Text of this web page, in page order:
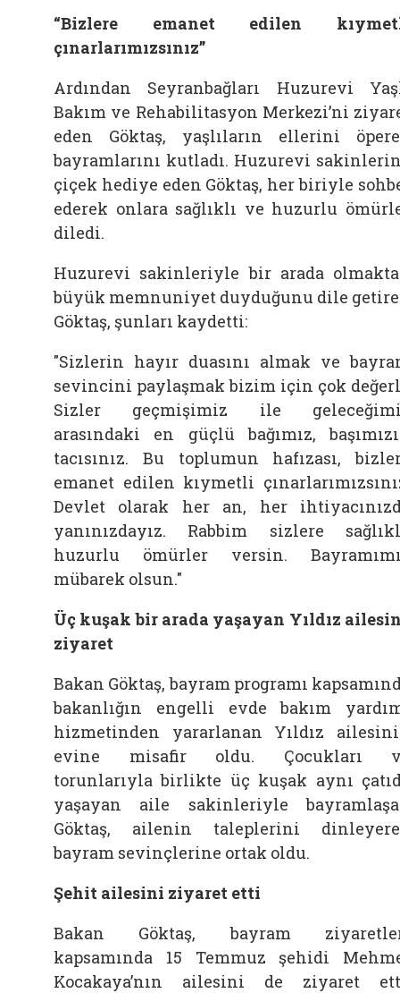
“Bizlere emanet edilen
çınarlarımızsınız”
Ardından Seyranbağları Huzurevi
Bakım ve Rehabilitasyon Merkezi’ni
eden Göktaş, yaşlıların ellerini
bayramlarını kutladı. Huzurevi
çiçek hediye eden Göktaş, her biriyle
ederek onlara sağlıklı ve huzurlu
diledi.
Huzurevi sakinleriyle bir arada
büyük memnuniyet duyduğunu dile
Göktaş, şunları kaydetti:
"Sizlerin hayır duasını almak ve
sevincini paylaşmak bizim için çok
Sizler geçmişimiz ile
arasındaki en güçlü bağımız,
tacısınız. Bu toplumun hafızası,
emanet edilen kıymetli
Devlet olarak her an, her
yanınızdayız. Rabbim sizlere
huzurlu ömürler versin.
mübarek olsun."
Üç kuşak bir arada yaşayan Yıldız
ziyaret
Bakan Göktaş, bayram programı
bakanlığın engelli evde bakım
hizmetinden yararlanan Yıldız
evine misafir oldu. Çocukları
torunlarıyla birlikte üç kuşak aynı
yaşayan aile sakinleriyle
Göktaş, ailenin taleplerini
bayram sevinçlerine ortak oldu.
Şehit ailesini ziyaret etti
Bakan Göktaş, bayram
kapsamında 15 Temmuz şehidi
Kocakaya’nın ailesini de ziyaret